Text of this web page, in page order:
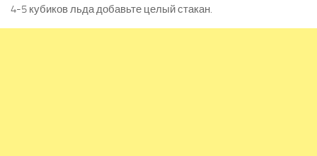
4-5 кубиков льда добавьте целый стакан.